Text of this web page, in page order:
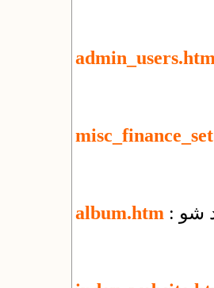
admin_users.htm
album.htm شو